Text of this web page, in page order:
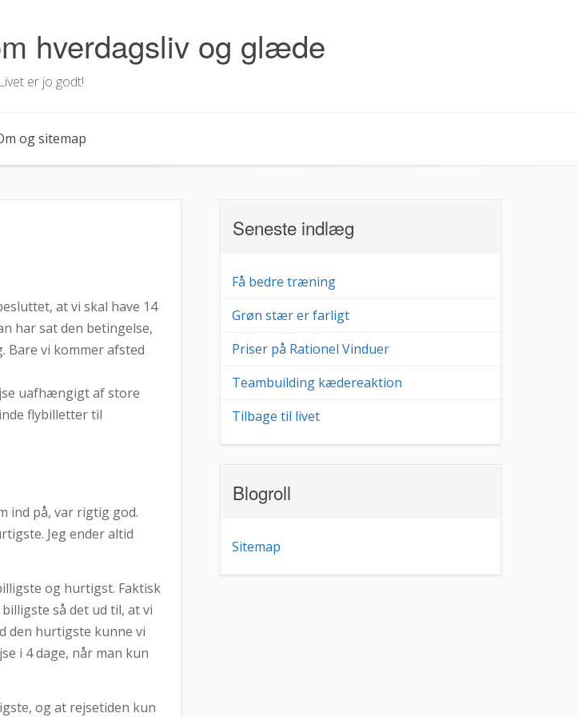
hverdagsliv og glæde
Livet er jo godt!
og sitemap
at vi skal have 14
har sat den betingelse,
Bare vi kommer afsted
uafhængigt af store
flybilletter til
ind på, var rigtig god.
Jeg ender altid
og hurtigst. Faktisk
så det ud til, at vi
den hurtigste kunne vi
i 4 dage, når man kun
og at rejsetiden kun
Seneste indlæg
Få bedre træning
Grøn stær er farligt
Priser på Rationel Vinduer
Teambuilding kædereaktion
Tilbage til livet
Blogroll
Sitemap